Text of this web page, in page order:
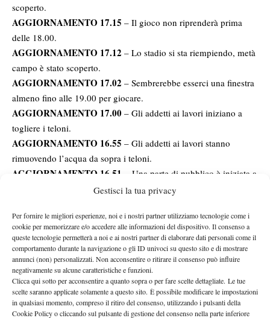
Gestisci la tua privacy
Per fornire le migliori esperienze, noi e i nostri partner utilizziamo tecnologie come i
cookie per memorizzare e/o accedere alle informazioni del dispositivo. Il consenso a
queste tecnologie permetterà a noi e ai nostri partner di elaborare dati personali come il
comportamento durante la navigazione o gli ID univoci su questo sito e di mostrare
annunci (non) personalizzati. Non acconsentire o ritirare il consenso può influire
negativamente su alcune caratteristiche e funzioni.
Clicca qui sotto per acconsentire a quanto sopra o per fare scelte dettagliate. Le tue
scelte saranno applicate solamente a questo sito. È possibile modificare le impostazioni
in qualsiasi momento, compreso il ritiro del consenso, utilizzando i pulsanti della
Cookie Policy o cliccando sul pulsante di gestione del consenso nella parte inferiore
scoperto.
AGGIORNAMENTO 17.15 – Il gioco non riprenderà prima
delle 18.00.
AGGIORNAMENTO 17.12 – Lo stadio si sta riempiendo, metà
campo è stato scoperto.
AGGIORNAMENTO 17.02 – Sembrerebbe esserci una finestra
almeno fino alle 19.00 per giocare.
AGGIORNAMENTO 17.00 – Gli addetti ai lavori iniziano a
togliere i teloni.
AGGIORNAMENTO 16.55 – Gli addetti ai lavori stanno
rimuovendo l’acqua da sopra i teloni.
AGGIORNAMENTO 16.51
– Una parte di pubblico è iniziata a
rientrare, l’intensità della pioggia è diminuita.
leggermente diminuita.
AGGIORNAMENTO 16.45– Il gioco non riprenderà prima
delle17.30.
AGGIORNAENTO 16.43– Continua a piovere forte su Roma.
AGGIORNAMENTO 16.37–Anche Jannik Sinner ha dovuto
interrompere il suo allenamento
AGGIORNAMENTO 16.34– Al momento il gioco non